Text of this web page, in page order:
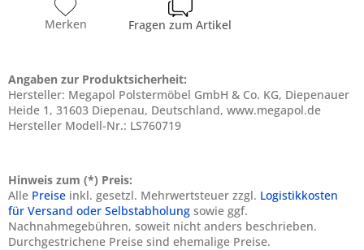
Merken Fragen zum Artikel
Angaben zur Produktsicherheit:
Hersteller: Megapol Polstermöbel GmbH & Co. KG, Diepenauer
Heide 1, 31603 Diepenau, Deutschland, www.megapol.de
Hersteller Modell-Nr.: LS760719
Hinweis zum (*) Preis:
Alle Preise inkl. gesetzl. Mehrwertsteuer zzgl. Logistikkosten
für Versand oder Selbstabholung sowie ggf.
Nachnahmegebühren, soweit nicht anders beschrieben.
Durchgestrichene Preise sind ehemalige Preise.